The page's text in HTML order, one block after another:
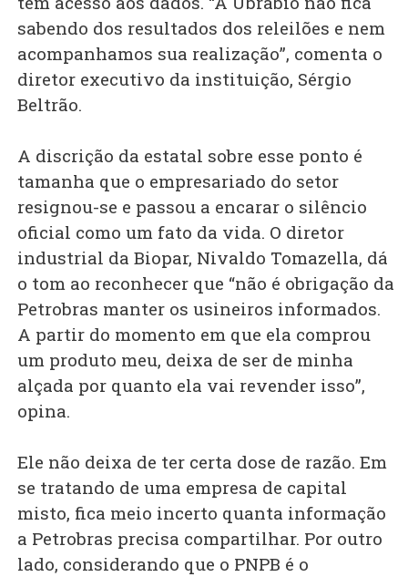
sabendo dos resultados dos releilões e nem
acompanhamos sua realização”, comenta o
diretor executivo da instituição, Sérgio
Beltrão.
A discrição da estatal sobre esse ponto é
tamanha que o empresariado do setor
resignou-se e passou a encarar o silêncio
oficial como um fato da vida. O diretor
industrial da Biopar, Nivaldo Tomazella, dá
o tom ao reconhecer que “não é obrigação da
Petrobras manter os usineiros informados.
A partir do momento em que ela comprou
um produto meu, deixa de ser de minha
alçada por quanto ela vai revender isso”,
opina.
Ele não deixa de ter certa dose de razão. Em
se tratando de uma empresa de capital
misto, fica meio incerto quanta informação
a Petrobras precisa compartilhar. Por outro
lado, considerando que o PNPB é o